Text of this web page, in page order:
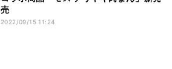
売
2022/09/15 11:24